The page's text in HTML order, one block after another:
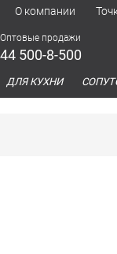
О компании
Оптовые продажи
44 500-8-500
ДЛЯ КУХНИ